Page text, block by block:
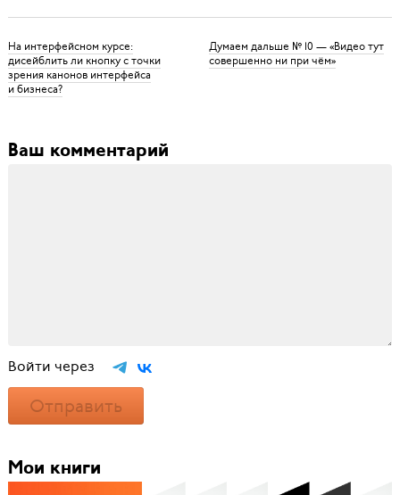
На интерфейсном курсе:
дисейблить ли кнопку с точки
зрения канонов интерфейса
и бизнеса?
Думаем дальше № 10 — «Видео тут
совершенно ни при чём»
Ваш комментарий
Войти через
Отправить
Мои книги